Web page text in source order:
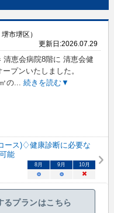
堺市堺区）
更新日:2026.07.29
清恵会病院8階に 清恵会健
プンいたしました。
の... 続きを読む▼
ース)♢健康診断に必要な
能
8月 9月 10月
○ ○ ×
るプランはこちら